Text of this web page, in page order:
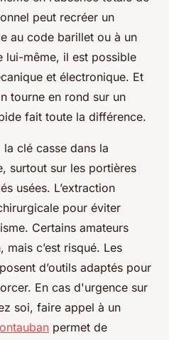
peut recréer un
au code barillet ou à un
lui-même, il est possible
et électronique. Et
tourne en rond sur un
fait toute la différence.
clé casse dans la
surtout sur les portières
usées. L’extraction
pour éviter
Certains amateurs
mais c’est risqué. Les
d’outils adaptés pour
En cas d'urgence sur
soi, faire appel à un
permet de